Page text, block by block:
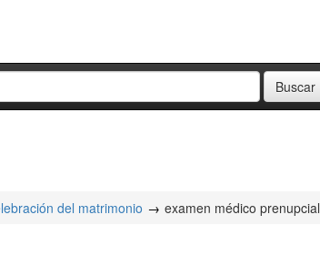
del matrimonio examen médico prenupcial